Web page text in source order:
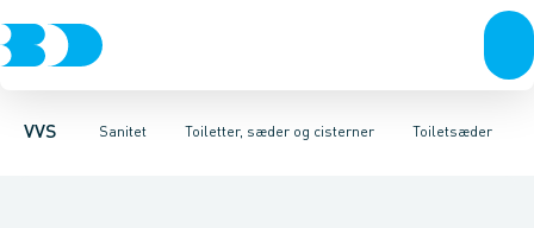
VVS Sanitet
Rør & fittingsPressfittings & rør Kuglehaner & ventilerAfløb
Toiletter, sæder og cisterner
Toiletter, sæder og cisternerVaske Armaturer Brusere
Toiletsæder
Gulvstående toiletterVæghængte skåleVæghængte toiletter